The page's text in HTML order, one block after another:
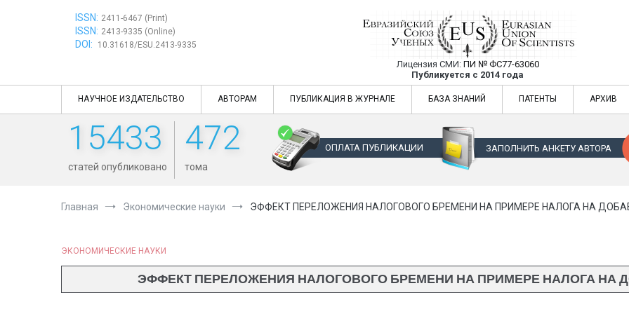
ISSN: 2411-6467 (Print)
ISSN: 2413-9335 (Online)
DOI: 10.31618/ESU.2413-9335
Евразийский Союз Ученых —
Лицензия СМИ: ПИ № ФС77-63060
Публикуется с 2014 года
Евразийский Союз Ученых — публикация научных статей в
НАУЧНОЕ ИЗДАТЕЛЬСТВО АВТОРАМ ПУБЛИКАЦИЯ В ЖУРНАЛЕ БАЗА ЗНАНИЙ ПАТЕНТЫ АРХИВ
15433
статей опубликовано
472
тома
ОПЛАТА ПУБЛИКАЦИИ ЗАПОЛНИТЬ АНКЕТУ АВТОРА
Главная Экономические науки ЭФФЕКТ ПЕРЕЛОЖЕНИЯ НАЛОГОВОГО БРЕМЕНИ НА ПРИМЕРЕ НАЛОГА НА
ЭКОНОМИЧЕСКИЕ НАУКИ
ЭФФЕКТ ПЕРЕЛОЖЕНИЯ НАЛОГОВОГО БРЕМЕНИ НА ПРИМЕРЕ НАЛОГА НА